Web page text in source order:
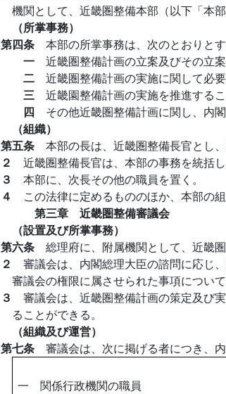
機関として、近畿圏整備本部（以下「本
（所掌事務）
第四条 本部の所掌事務は、次のとおりとす
一 近畿圏整備計画の立案及びその立
二 近畿圏整備計画の実施に関して必
三 近畿園整備計画の実施を推進するこ
四 その他近畿圏整備計画に関し、内
（組織）
第五条 本部の長は、近畿圏整備長官とし
２ 近畿圏整備長官は、本部の事務を統括
３ 本部に、次長その他の職員を置く。
４ この法律に定めるもののほか、本部の
第三章 近畿圏整備審議会
（設置及び所掌事務）
第六条 総理府に、附属機関として、近畿
２ 審議会は、内閣総理大臣の諮問に応じ
審議会の権限に属させられた事項について
３ 審議会は、近畿圏整備計画の策定及び
ることができる。
（組織及び運営）
第七条 審議会は、次に掲げる者につき、
一 関係行政機関の職員